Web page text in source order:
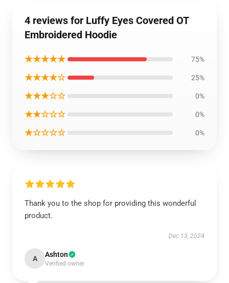
4 reviews for Luffy Eyes Covered OT
Embroidered Hoodie
★★★★★ 75%
★★★★☆ 25%
★★★☆☆ 0%
★★☆☆☆ 0%
★☆☆☆☆ 0%
Thank you to the shop for providing this wonderful
product.
Dec 13, 2024
A Ashton
Verified owner